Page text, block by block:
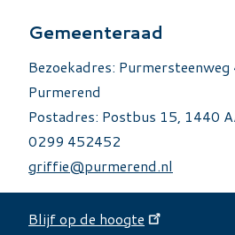
Gemeenteraad
Bezoekadres:
Purmerend
Postadres: Postbus 15, 1440
0299 452452
griffie@purmerend.nl
Blijf op de hoogte